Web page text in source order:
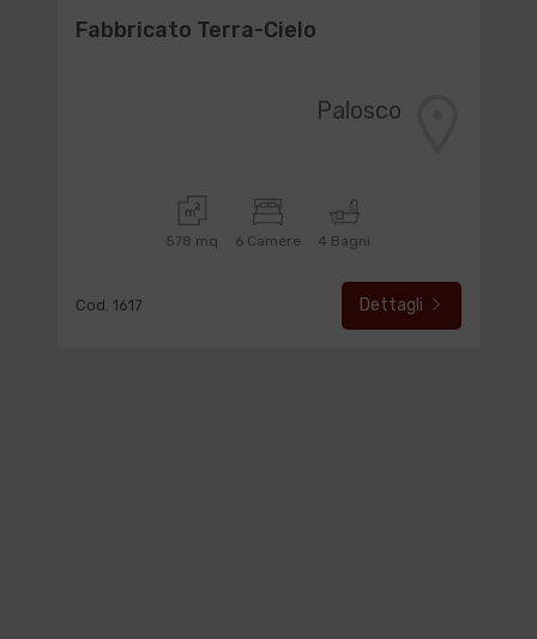
Fabbricato Terra-Cielo
Palosco
578 mq 6 Camere 4 Bagni
Cod. 1617 Dettagli